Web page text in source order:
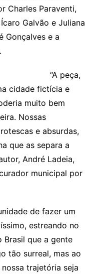
Charles Paraventi,
Galvão e Juliana
Gonçalves e a
“A peça,
cidade fictícia e
muito bem
Nossas
e absurdas,
que as separa a
André Ladeia,
municipal por
de fazer um
estreando no
que a gente
tão surreal, mas ao
trajetória seja